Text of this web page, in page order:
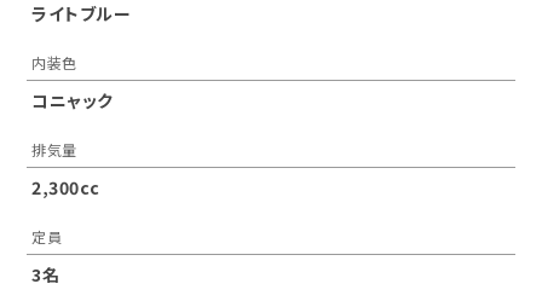
ライトブルー
内装色
コニャック
排気量
2,300cc
定員
3名